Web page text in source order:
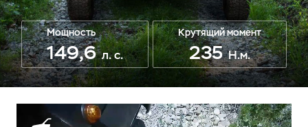
Мощность
149,6 л. с.
Крутящий момент
235 Н.м.